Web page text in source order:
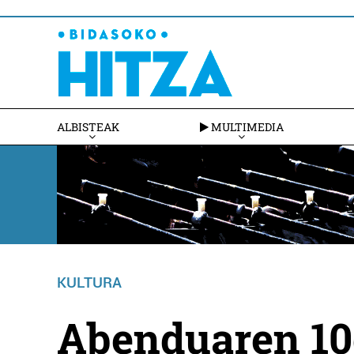
ALBISTEAK MULTIMEDIA
KULTURA
Abenduaren